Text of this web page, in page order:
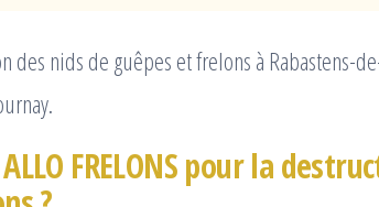
des nids de guêpes et frelons à Rabastens-
FRELONS pour la